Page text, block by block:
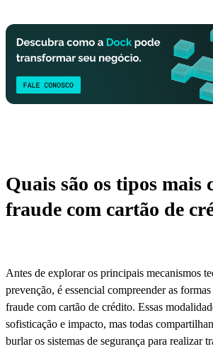
Quais são os tipos mais
fraude com cartão de
Antes de explorar os principais mecanismos
prevenção, é essencial compreender as
fraude com cartão de crédito. Essas
sofisticação e impacto, mas todas
burlar os sistemas de segurança para realizar